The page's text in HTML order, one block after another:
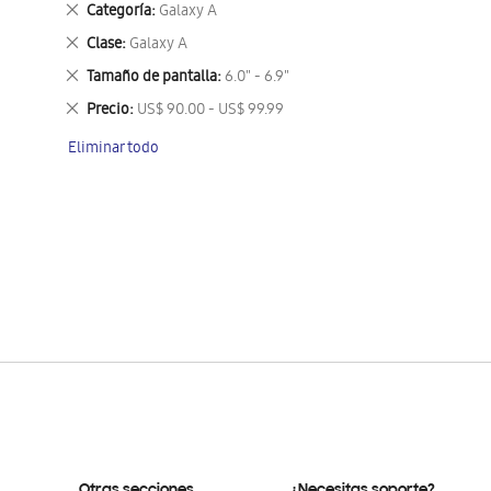
Categoría Galaxy A
Eliminar
este
artículo
Clase Galaxy A
Eliminar
este
artículo
Tamaño de pantalla 6.0" - 6.9"
Eliminar
este
artículo
Precio US$ 90.00 - US$ 99.99
Eliminar
artículo
Eliminar todo